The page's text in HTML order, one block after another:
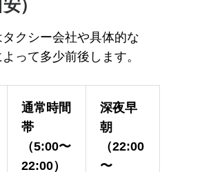
）
クシー会社や具体的な
って多少前後します。
通常時間
帯
（5:00〜
22:00）
深夜早
朝
（22:00
〜